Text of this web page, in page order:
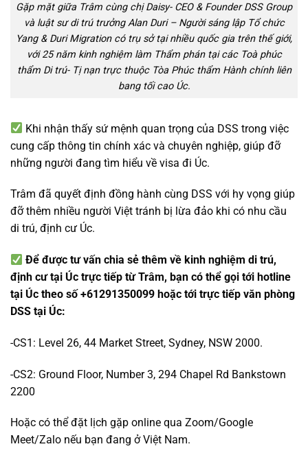
Gặp mặt giữa Trâm cùng chị Daisy- CEO & Founder DSS Group
và luật sư di trú trưởng Alan Duri – Người sáng lập Tổ chức
Yang & Duri Migration có trụ sở tại nhiều quốc gia trên thế giới,
với 25 năm kinh nghiệm làm Thẩm phán tại các Toà phúc
thẩm Di trú- Tị nạn trực thuộc Tòa Phúc thẩm Hành chính liên
bang tối cao Úc.
Khi nhận thấy sứ mệnh quan trọng của DSS trong việc
cung cấp thông tin chính xác và chuyên nghiệp, giúp đỡ
những người đang tìm hiểu về visa đi Úc.
Trâm đã quyết định đồng hành cùng DSS với hy vọng giúp
đỡ thêm nhiều người Việt tránh bị lừa đảo khi có nhu cầu
di trú, định cư Úc.
Để được tư vấn chia sẻ thêm về kinh nghiệm di trú,
định cư tại Úc trực tiếp từ Trâm, bạn có thể gọi tới hotline
tại Úc theo số +61291350099 hoặc tới trực tiếp văn phòng
DSS tại Úc:
-CS1: Level 26, 44 Market Street, Sydney, NSW 2000.
-CS2: Ground Floor, Number 3, 294 Chapel Rd Bankstown
2200
Hoặc có thể đặt lịch gặp online qua Zoom/Google
Meet/Zalo nếu bạn đang ở Việt Nam.